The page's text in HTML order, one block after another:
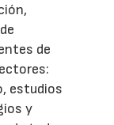
de
estudios
y